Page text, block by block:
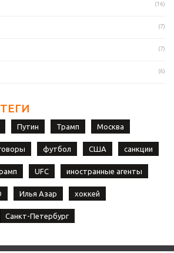
(16)
(7)
(7)
(6)
Путин Трамп Москва
футбол США санкции
UFC иностранные агенты
Илья Азар хоккей
Санкт-Петербург